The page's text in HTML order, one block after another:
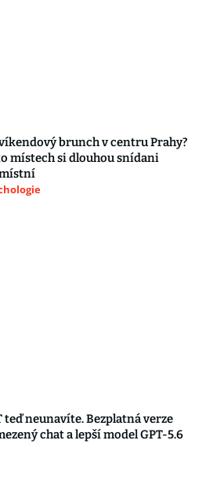
brunch v centru Prahy?
místech si dlouhou snídani
teď neunavíte. Bezplatná verze
chat a lepší model GPT-5.6